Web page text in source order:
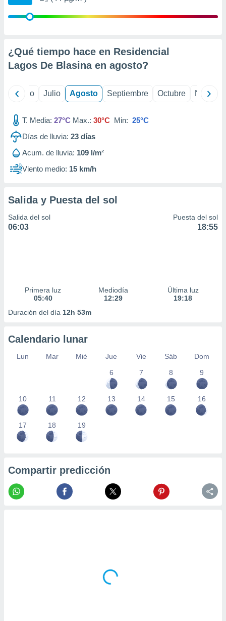
publicidad
publicidad
1199
¿Qué tiempo hace en Residencial
Lagos De Blasina en agosto?
Junio Julio Agosto Septiembre Octubre
T. Media: 27°C Max.: 30°C Min: 25°C
Días de lluvia: 23 días
Acum. de lluvia: 109 l/m²
Viento medio: 15 km/h
Salida y Puesta del sol
Salida del sol
06:03
Puesta del sol
18:55
Primera luz
05:40
Mediodía
12:29
Última luz
19:18
Duración del día 12h 53m
Calendario lunar
Lun Mar Mié Jue Vie Sáb
Dom
6
7 8 9
10 11 12 13 14 15 16
17 18 19
Compartir predicción